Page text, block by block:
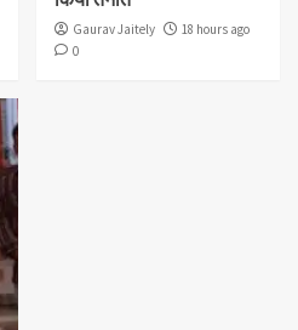
Gaurav Jaitely
18 hours ago
0